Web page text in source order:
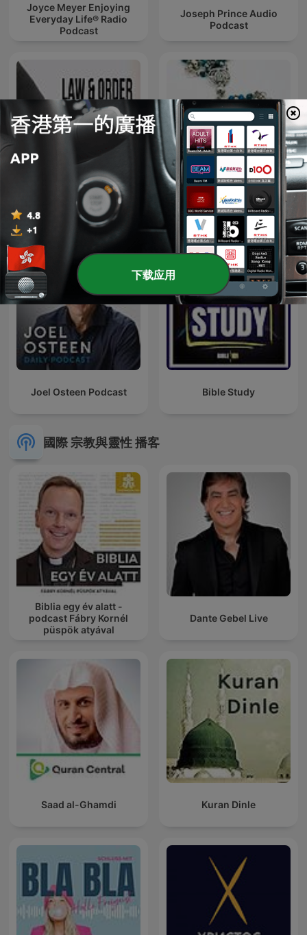
Joyce Meyer Enjoying
Everyday Life® Radio
Podcast
Joseph Prince Audio
Podcast
Law And Order Rosary Together
Joel Osteen Podcast Bible Study
國際 宗教與靈性 播客
Biblia egy év alatt -
podcast Fábry Kornél
püspök atyával
Dante Gebel Live
Saad al-Ghamdi Kuran Dinle
下载应用